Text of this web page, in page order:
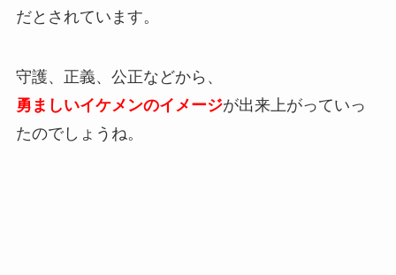
だとされています。
守護、正義、公正などから、
勇ましいイケメンのイメージが出来上がっていっ
たのでしょうね。